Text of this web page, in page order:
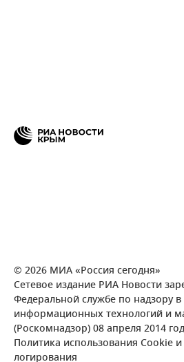
© 2026 МИА «Россия сегодня»
Сетевое издание РИА Новости
Федеральной службе по надзору в
информационных технологий и
(Роскомнадзор) 08 апреля 2014
Политика использования Cookie
логирования